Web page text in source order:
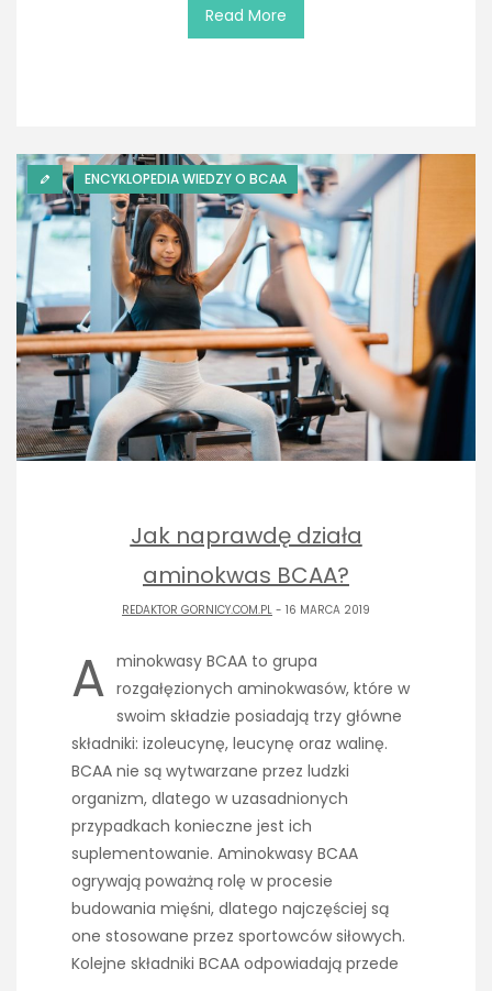
Read More
ENCYKLOPEDIA WIEDZY O BCAA
Jak naprawdę działa
aminokwas BCAA?
REDAKTOR GORNICY.COM.PL - 16 MARCA 2019
A minokwasy BCAA to grupa
rozgałęzionych aminokwasów, które w
swoim składzie posiadają trzy główne
składniki: izoleucynę, leucynę oraz walinę.
BCAA nie są wytwarzane przez ludzki
organizm, dlatego w uzasadnionych
przypadkach konieczne jest ich
suplementowanie. Aminokwasy BCAA
ogrywają poważną rolę w procesie
budowania mięśni, dlatego najczęściej są
one stosowane przez sportowców siłowych.
Kolejne składniki BCAA odpowiadają przede